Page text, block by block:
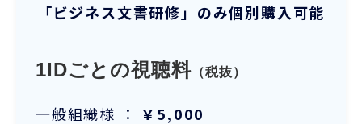
「ビジネス文書研修」のみ個別購入可能
1IDごとの視聴料 （税抜）
一般組織様 ： ￥5,000